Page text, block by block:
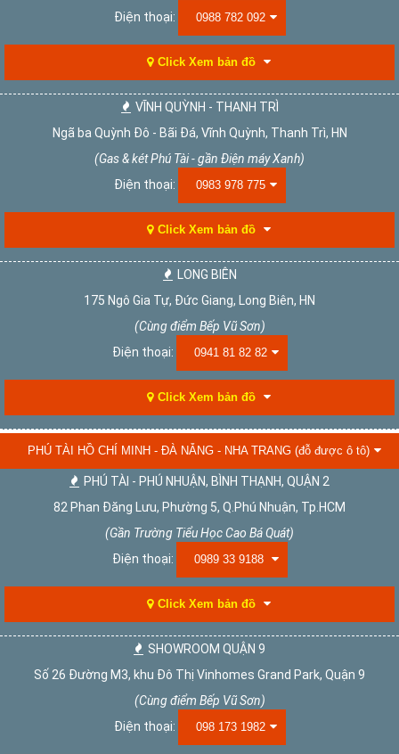
Điện thoại:
0988 782 092
Click Xem bản đồ
VĨNH QUỲNH - THANH TRÌ
Ngã ba Quỳnh Đô - Bãi Đá, Vĩnh Quỳnh, Thanh Trì, HN
(Gas & két Phú Tài - gần Điện máy Xanh)
Điện thoại:
0983 978 775
Click Xem bản đồ
LONG BIÊN
175 Ngô Gia Tự, Đức Giang, Long Biên, HN
(Cùng điểm Bếp Vũ Sơn)
Điện thoại:
0941 81 82 82
Click Xem bản đồ
PHÚ TÀI HỒ CHÍ MINH - ĐÀ NẴNG - NHA TRANG (đỗ được ô tô)
PHÚ TÀI - PHÚ NHUẬN, BÌNH THẠNH, QUẬN 2
82 Phan Đăng Lưu, Phường 5, Q.Phú Nhuận, Tp.HCM
(Gần Trường Tiểu Học Cao Bá Quát)
Điện thoại:
0989 33 9188
Click Xem bản đồ
SHOWROOM QUẬN 9
Số 26 Đường M3, khu Đô Thị Vinhomes Grand Park, Quận 9
(Cùng điểm Bếp Vũ Sơn)
Điện thoại:
098 173 1982